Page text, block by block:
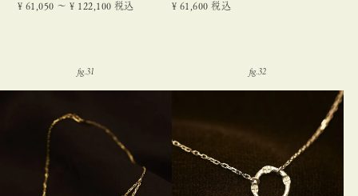
¥ 61,050 〜 ¥ 122,100 税込 ¥ 61,600 税込